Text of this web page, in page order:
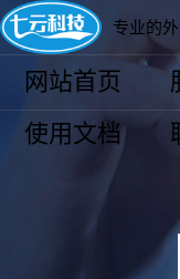
专业的
网站首页
使用文档